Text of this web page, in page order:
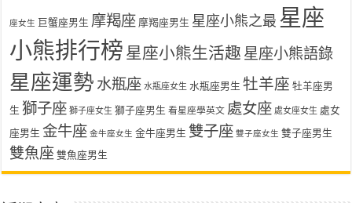
座女生 巨蟹座男生 摩羯座 摩羯座男生 星座小熊之最 星座
小熊排行榜 星座小熊生活趣 星座小熊語錄
星座運勢 水瓶座 水瓶座女生 水瓶座男生 牡羊座 牡羊座男
生 獅子座 獅子座女生 獅子座男生 看星座學英文 處女座 處女座女生 處女
座男生 金牛座 金牛座女生 金牛座男生 雙子座 雙子座女生 雙子座男生
雙魚座 雙魚座男生